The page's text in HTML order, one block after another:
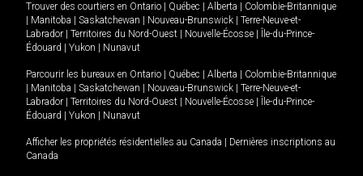
Trouver des courtiers en Ontario Québec Alberta
Colombie-Britannique
Manitoba Saskatchewan Nouveau-Brunswick
Terre-Neuve-et-
Labrador
Territoires du Nord-Ouest Nouvelle-Écosse
Île-du-Prince-
Édouard
Yukon Nunavut
Parcourir les bureaux en Ontario Québec Alberta
Colombie-Britannique
Manitoba Saskatchewan Nouveau-Brunswick
Terre-Neuve-et-
Labrador
Territoires du Nord-Ouest Nouvelle-Écosse
Île-du-Prince-
Édouard
Yukon Nunavut
Afficher les propriétés résidentielles au Canada
Dernières inscriptions au
Canada